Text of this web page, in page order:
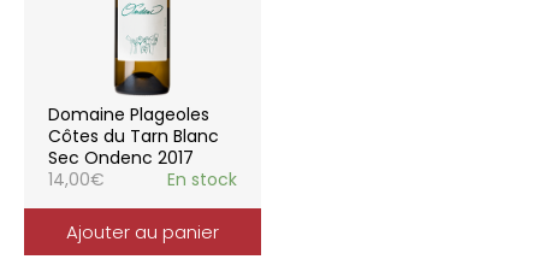
Domaine Plageoles
Côtes du Tarn Blanc
Sec Ondenc 2017
14,00€ En stock
Ajouter au panier